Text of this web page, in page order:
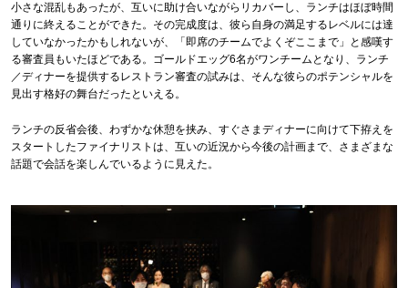
小さな混乱もあったが、互いに助け合いながらリカバーし、ランチはほぼ時間
通りに終えることができた。その完成度は、彼ら自身の満足するレベルには達
していなかったかもしれないが、「即席のチームでよくぞここまで」と感嘆す
る審査員もいたほどである。ゴールドエッグ6名がワンチームとなり、ランチ
／ディナーを提供するレストラン審査の試みは、そんな彼らのポテンシャルを
見出す格好の舞台だったといえる。
ランチの反省会後、わずかな休憩を挟み、すぐさまディナーに向けて下拵えを
スタートしたファイナリストは、互いの近況から今後の計画まで、さまざまな
話題で会話を楽しんでいるように見えた。